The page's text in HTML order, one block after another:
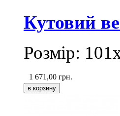
Кутовий
Розмір:
1 671,00 грн.